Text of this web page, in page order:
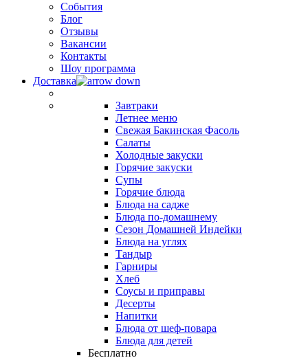
События
Блог
Отзывы
Вакансии
Контакты
Шоу программа
Доставка
Завтраки
Летнее меню
Свежая Бакинская Фасоль
Салаты
Холодные закуски
Горячие закуски
Супы
Горячие блюда
Блюда на садже
Блюда по-домашнему
Сезон Домашней Индейки
Блюда на углях
Тандыр
Гарниры
Хлеб
Соусы и приправы
Десерты
Напитки
Блюда от шеф-повара
Блюда для детей
Бесплатно